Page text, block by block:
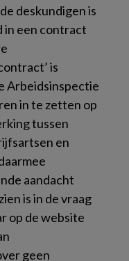
deskundigen is
in een contract
is
Arbeidsinspectie
in te zetten op
tussen
en
aandacht
is in de vraag
op de website
geen